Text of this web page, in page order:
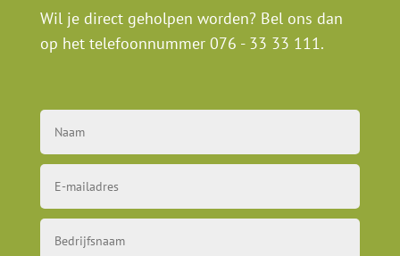
Wil je direct geholpen worden? Bel ons dan
op het telefoonnummer 076 - 33 33 111.